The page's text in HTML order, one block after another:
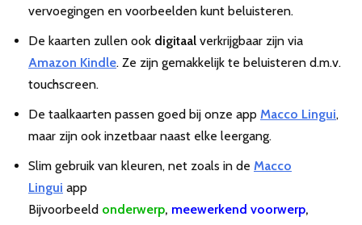
vervoegingen en voorbeelden kunt beluisteren.
De kaarten zullen ook digitaal verkrijgbaar zijn via
Amazon Kindle. Ze zijn gemakkelijk te beluisteren d.m.v.
touchscreen.
De taalkaarten passen goed bij onze app Macco Lingui,
maar zijn ook inzetbaar naast elke leergang.
Slim gebruik van kleuren, net zoals in de Macco
Lingui app
Bijvoorbeeld onderwerp, meewerkend voorwerp,